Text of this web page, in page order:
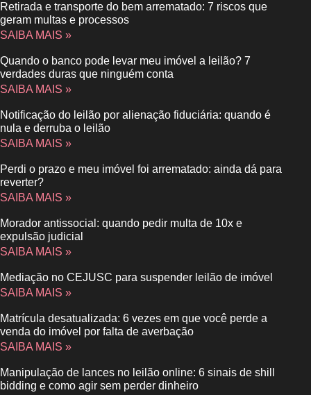
Retirada e transporte do bem arrematado: 7 riscos que
geram multas e processos
SAIBA MAIS »
Quando o banco pode levar meu imóvel a leilão? 7
verdades duras que ninguém conta
SAIBA MAIS »
Notificação do leilão por alienação fiduciária: quando é
nula e derruba o leilão
SAIBA MAIS »
Perdi o prazo e meu imóvel foi arrematado: ainda dá para
reverter?
SAIBA MAIS »
Morador antissocial: quando pedir multa de 10x e
expulsão judicial
SAIBA MAIS »
Mediação no CEJUSC para suspender leilão de imóvel
SAIBA MAIS »
Matrícula desatualizada: 6 vezes em que você perde a
venda do imóvel por falta de averbação
SAIBA MAIS »
Manipulação de lances no leilão online: 6 sinais de shill
bidding e como agir sem perder dinheiro